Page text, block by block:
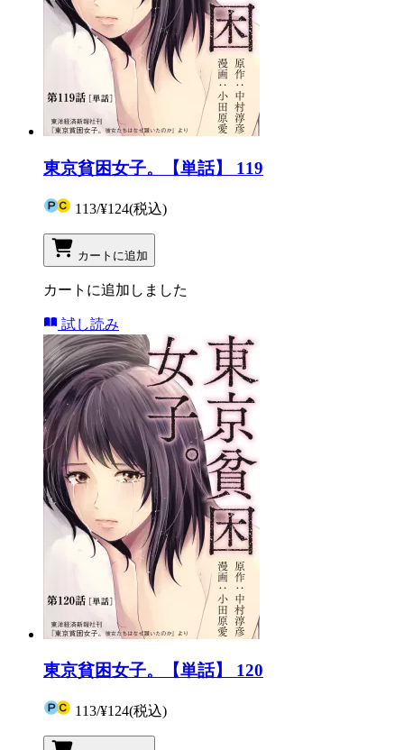
東京貧困女子。【単話】 119
113/¥124(税込)
カートに追加
カートに追加しました
試し読み
東京貧困女子。【単話】 120
113/¥124(税込)